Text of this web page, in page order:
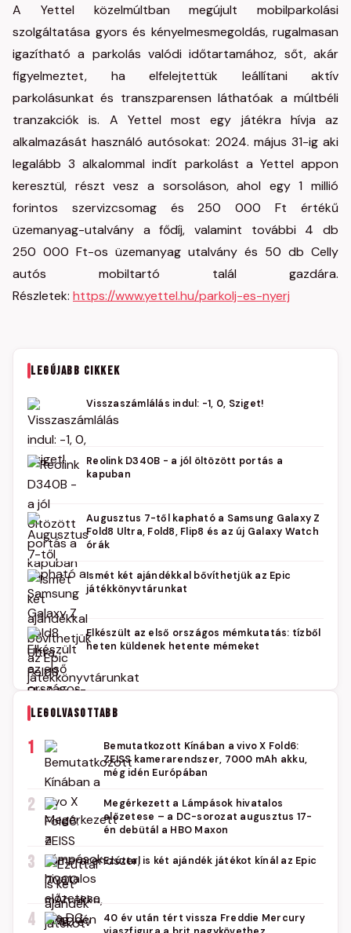
A Yettel közelmúltban megújult mobilparkolási
szolgáltatása gyors és kényelmesmegoldás, rugalmasan
igazítható a parkolás valódi időtartamához, sőt, akár
figyelmeztet, ha elfelejtettük leállítani aktív
parkolásunkat és transzparensen láthatóak a múltbéli
tranzakciók is. A Yettel most egy játékra hívja az
alkalmazását használó autósokat: 2024. május 31-ig aki
legalább 3 alkalommal indít parkolást a Yettel appon
keresztül, részt vesz a sorsoláson, ahol egy 1 millió
forintos szervizcsomag és 250 000 Ft értékű
üzemanyag-utalvány a fődíj, valamint további 4 db
250 000 Ft-os üzemanyag utalvány és 50 db Celly
autós mobiltartó talál gazdára.
Részletek: https://www.yettel.hu/parkolj-es-nyerj
LEGÚJABB CIKKEK
Visszaszámlálás indul: -1, 0, Sziget!
Reolink D340B - a jól öltözött portás a
kapuban
Augusztus 7-től kapható a Samsung Galaxy Z
Fold8 Ultra, Fold8, Flip8 és az új Galaxy Watch
órák
Ismét két ajándékkal bővíthetjük az Epic
játékkönyvtárunkat
Elkészült az első országos mémkutatás: tízből
heten küldenek hetente mémeket
LEGOLVASOTTABB
1
Bemutatkozott Kínában a vivo X Fold6:
ZEISS kamerarendszer, 7000 mAh akku,
még idén Európában
2
Megérkezett a Lámpások hivatalos
előzetese – a DC-sorozat augusztus 17-
én debütál a HBO Maxon
3 Ezúttal is két ajándék játékot kínál az Epic
4
40 év után tért vissza Freddie Mercury